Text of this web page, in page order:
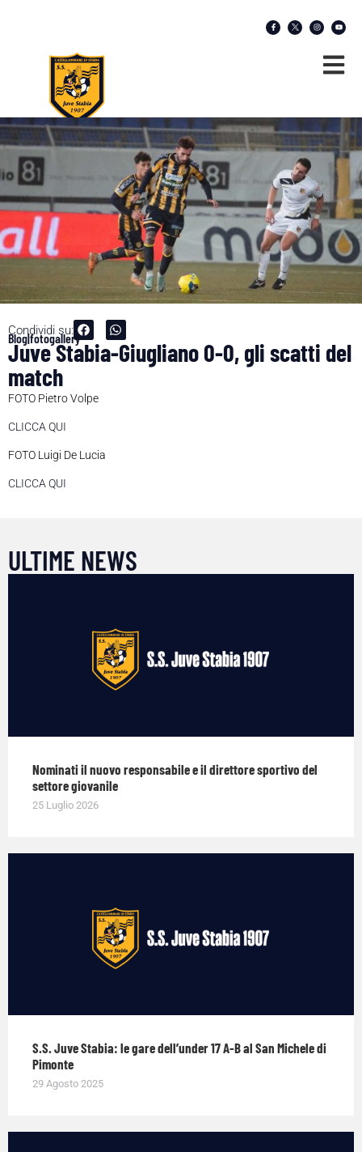
Condividi su:
Blog|fotogallery
Juve Stabia-Giugliano 0-0, gli scatti del
match
FOTO Pietro Volpe
CLICCA QUI
FOTO Luigi De Lucia
CLICCA QUI
ULTIME NEWS
Nominati il nuovo responsabile e il direttore sportivo del
settore giovanile
25 Luglio 2026
S.S. Juve Stabia: le gare dell’under 17 A-B al San Michele di
Pimonte
29 Agosto 2025